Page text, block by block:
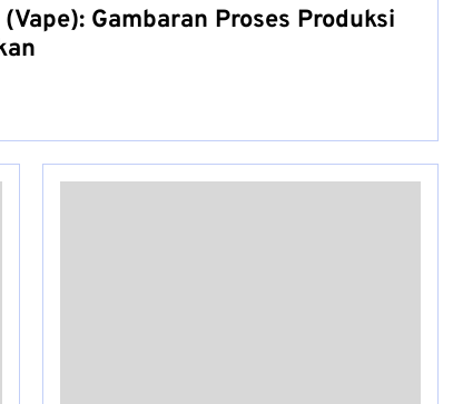
Gambaran Proses Produksi